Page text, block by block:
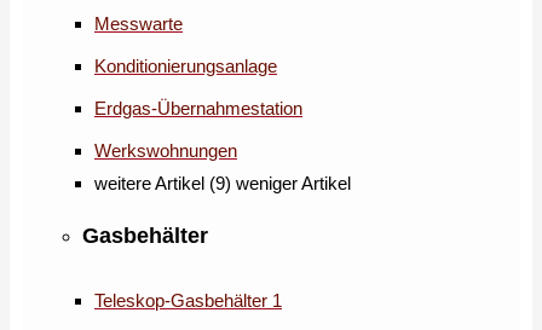
Messwarte
Konditionierungsanlage
Erdgas-Übernahmestation
Werkswohnungen
weitere Artikel (9) weniger Artikel
Gasbehälter
Teleskop-Gasbehälter 1